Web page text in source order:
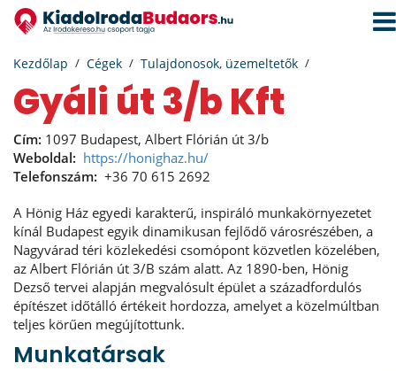
Kezdőlap Cégek Tulajdonosok, üzemeltetők
Gyáli út 3/b Kft
Cím: 1097 Budapest, Albert Flórián út 3/b
Weboldal: https://honighaz.hu/
Telefonszám: +36 70 615 2692
A Hönig Ház egyedi karakterű, inspiráló munkakörnyezetet
kínál Budapest egyik dinamikusan fejlődő városrészében, a
Nagyvárad téri közlekedési csomópont közvetlen közelében,
az Albert Flórián út 3/B szám alatt. Az 1890-ben, Hönig
Dezső tervei alapján megvalósult épület a századfordulós
építészet időtálló értékeit hordozza, amelyet a közelmúltban
teljes körűen megújítottunk.
Munkatársak